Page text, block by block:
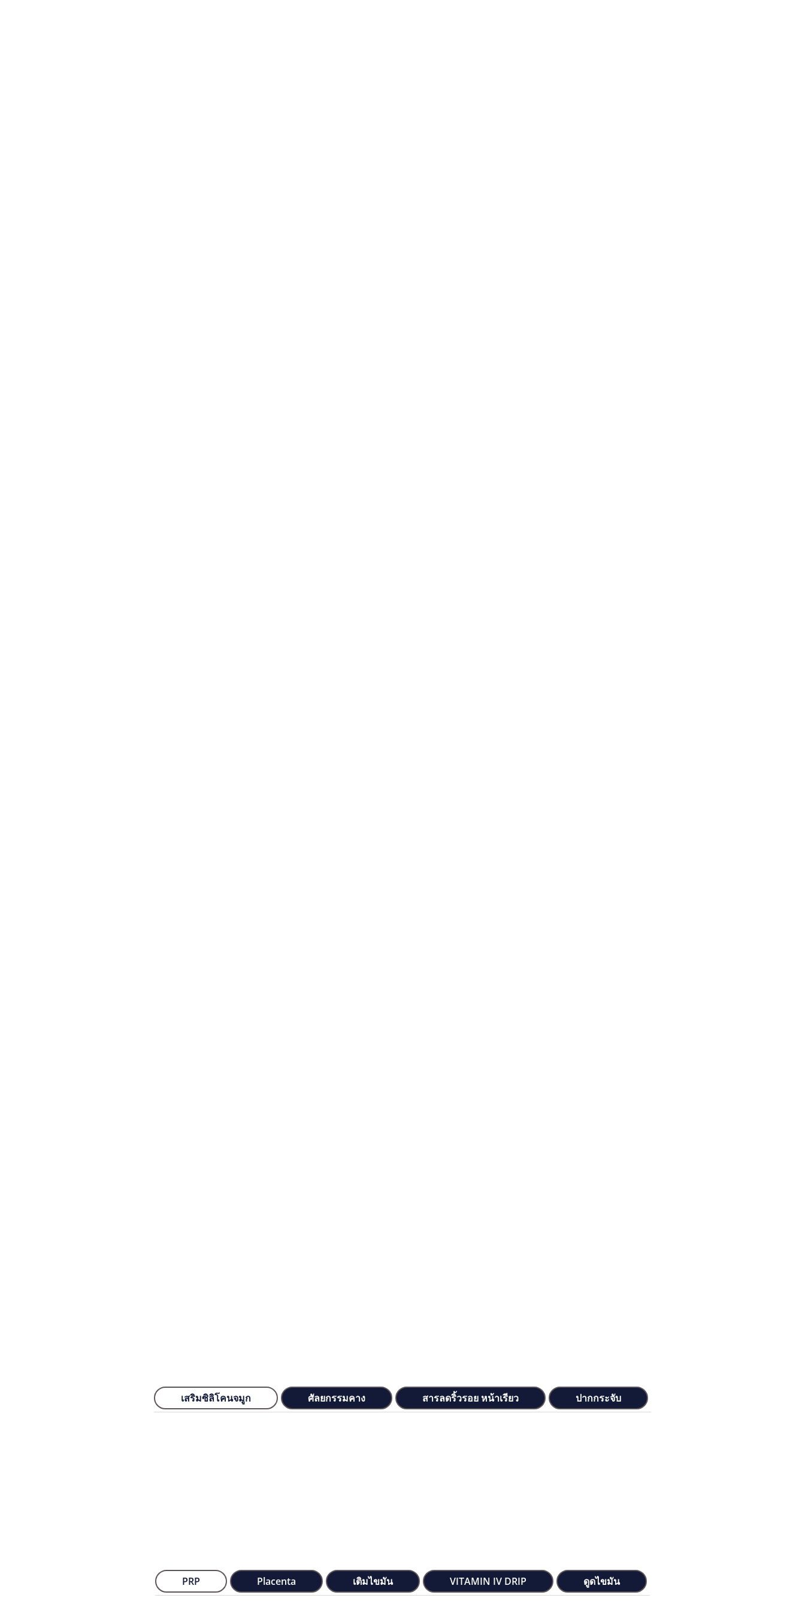
เสริมซิลิโคนจมูก ศัลยกรรมคาง สารลดริ้วรอย หน้าเรียว ปากกระจับ
PRP Placenta เติมไขมัน VITAMIN IV DRIP ดูดไขมัน